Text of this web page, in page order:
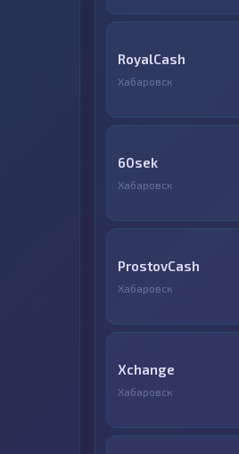
RoyalCash
Хабаровск
60sek
Хабаровск
ProstovCash
Хабаровск
Xchange
Хабаровск